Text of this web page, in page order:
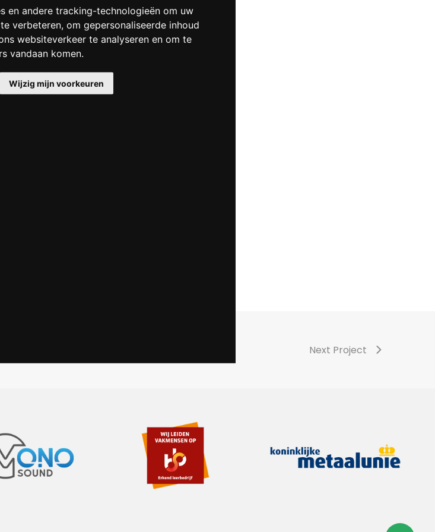
en andere tracking-technologieën om uw
verbeteren, om gepersonaliseerde inhoud
websiteverkeer te analyseren en om te
vandaan komen.
Wijzig mijn voorkeuren
Next Project